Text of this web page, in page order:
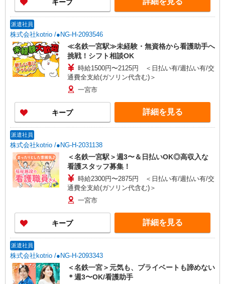
キープ
派遣社員
株式会社kotrio /●NG-H-2093546
≪名鉄一宮駅≫未経験・無資格から看護助手へ
挑戦！シフト相談OK
時給1500円〜2125円 ＜日払い有/週払い有/交
通費全支給(ガソリン代含む)＞
一宮市
キープ 詳細を見る
派遣社員
株式会社kotrio /●NG-H-2031138
＜名鉄一宮駅＞週3〜＆日払いOK◎高収入な
看護スタッフ募集！
時給2300円〜2875円 ＜日払い有/週払い有/交
通費全支給(ガソリン代含む)＞
一宮市
キープ 詳細を見る
派遣社員
株式会社kotrio /●NG-H-2093343
＜名鉄一宮＞元気も、プライベートも諦めない
＊週3〜OK/看護助手